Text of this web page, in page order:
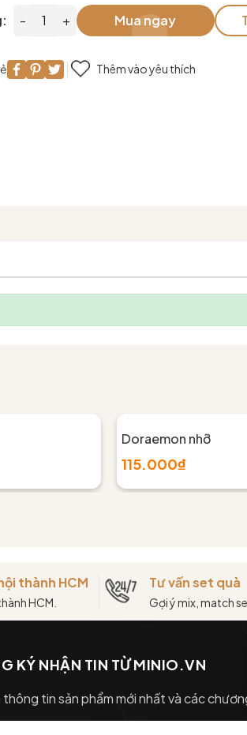
- + Mua ngay
Thêm vào yêu thích
Doraemon nhỡ
115.000₫
thành HCM
HCM.
Tư vấn set quà
Gợi ý mix, match
KÝ NHẬN TIN TỪ MINIO.VN
thông tin sản phẩm mới nhất và các